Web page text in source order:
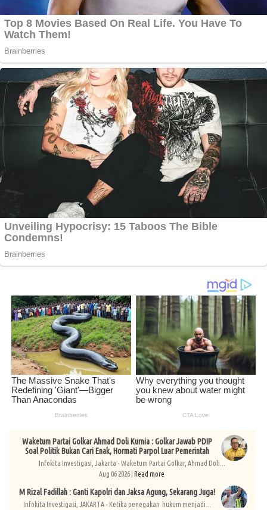
Waketum Partai Golkar Ahmad Doli Kurnia : Golkar Jawab PDIP
Soal Politik Bukan Cari Enak, Hormati Parpol Luar Pemerintah
Infokita Investigasi, Jakarta - Waketum Partai Golkar, Ahmad Doli...
Aug 06 2026 | Read more
M Rizal Fadillah : Ganti Kapolri dan Jaksa Agung, Sekarang Juga!
Infokita Investigasi, JAKARTA - Ketika penegakan hukum menjadi...